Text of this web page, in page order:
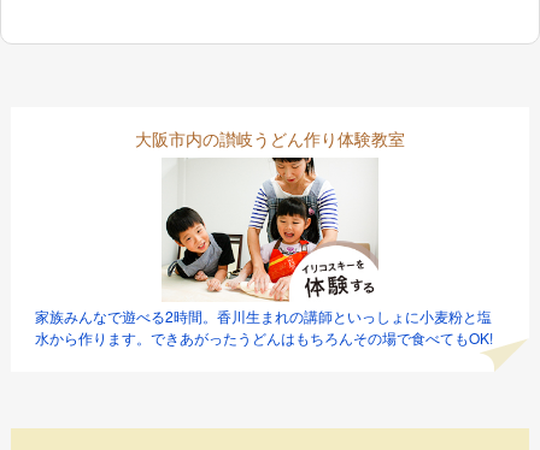
大阪市内の讃岐うどん作り体験教室
家族みんなで遊べる2時間。香川生まれの講師といっしょに小麦粉と塩
水から作ります。できあがったうどんはもちろんその場で食べてもOK!